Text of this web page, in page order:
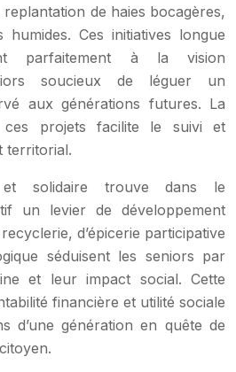
de haies bocagères,
Ces initiatives longue
parfaitement à la vision
soucieux de léguer un
aux générations futures. La
ces projets facilite le suivi et
territorial.
et solidaire trouve dans le
un levier de développement
d’épicerie participative
séduisent les seniors par
et leur impact social. Cette
financière et utilité sociale
d’une génération en quête de